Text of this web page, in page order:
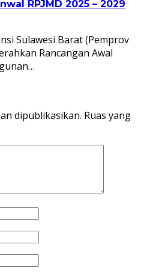
RPJMD 2025 – 2029
Sulawesi Barat (Pemprov
Rancangan Awal
dipublikasikan. Ruas yang